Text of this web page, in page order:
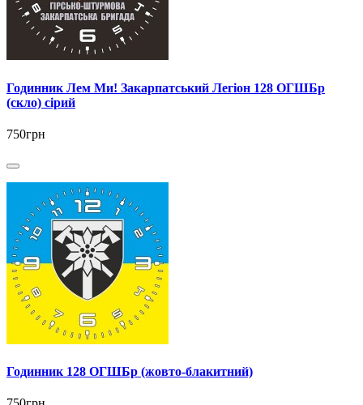
Годинник Лем Ми! Закарпатський Легіон 128 ОГШБр
(скло) сірий
750грн
Годинник 128 ОГШБр (жовто-блакитний)